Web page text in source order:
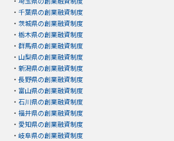
・ 千葉県の創業融資制度
・ 茨城県の創業融資制度
・ 栃木県の創業融資制度
・ 群馬県の創業融資制度
・ 山梨県の創業融資制度
・ 新潟県の創業融資制度
・ 長野県の創業融資制度
・ 富山県の創業融資制度
・ 石川県の創業融資制度
・ 福井県の創業融資制度
・ 愛知県の創業融資制度
・ 岐阜県の創業融資制度